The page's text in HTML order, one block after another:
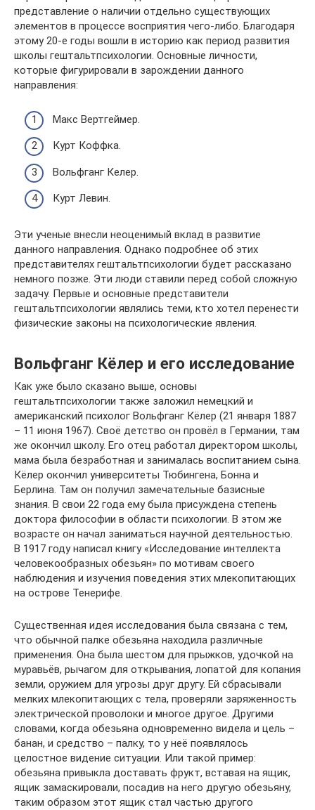
представление о наличии отдельно существующих
элементов в процессе восприятия чего-либо. Благодаря
этому 20-е годы вошли в историю как период развития
школы гештальтпсихологии. Основные личности,
которые фигурировали в зарождении данного
направления:
Макс Вертгеймер.
Курт Коффка.
Вольфганг Келер.
Курт Левин.
Эти ученые внесли неоценимый вклад в развитие
данного направления. Однако подробнее об этих
представителях гештальтпсихологии будет рассказано
немного позже. Эти люди ставили перед собой сложную
задачу. Первые и основные представители
гештальтпсихологии являлись теми, кто хотел перенести
физические законы на психологические явления.
Вольфганг Кёлер и его исследование
Как уже было сказано выше, основы
гештальтпсихологии также заложил немецкий и
американский психолог Вольфганг Кёлер (21 января 1887
– 11 июня 1967). Своё детство он провёл в Германии, там
же окончил школу. Его отец работал директором школы,
мама была безработная и занималась воспитанием сына.
Кёлер окончил университеты Тюбингена, Бонна и
Берлина. Там он получил замечательные базисные
знания. В свои 22 года ему была присуждена степень
доктора философии в области психологии. В этом же
возрасте он начал заниматься научной деятельностью.
В 1917 году написал книгу «Исследование интеллекта
человекообразных обезьян» по мотивам своего
наблюдения и изучения поведения этих млекопитающих
на острове Тенерифе.
Существенная идея исследования была связана с тем,
что обычной палке обезьяна находила различные
применения. Она была шестом для прыжков, удочкой на
муравьёв, рычагом для открывания, лопатой для копания
земли, оружием для угрозы друг другу. Ей сбрасывали
мелких млекопитающих с тела, проверяли заряженность
электрической проволоки и многое другое. Другими
словами, когда обезьяна одновременно видела и цель –
банан, и средство – палку, то у неё появлялось
целостное видение ситуации. Или такой пример:
обезьяна привыкла доставать фрукт, вставая на ящик,
ящик замаскировали, посадив на него другую обезьяну,
таким образом этот ящик стал частью другого